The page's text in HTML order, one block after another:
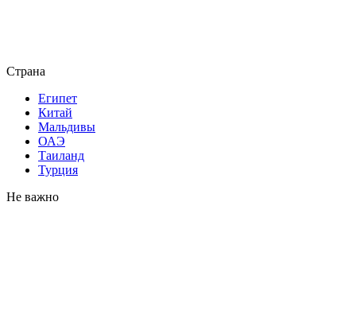
Страна
Египет
Китай
Мальдивы
ОАЭ
Таиланд
Турция
Не важно